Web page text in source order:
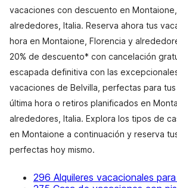
vacaciones con descuento en
alrededores, Italia. Reserva ahora tus
hora en Montaione, Florencia y
20% de descuento* con cancelación
escapada definitiva con las
vacaciones de Belvilla, perfectas para
última hora o retiros planificados en
alrededores, Italia. Explora los tipos de
en Montaione a continuación y reserva
perfectas hoy mismo.
296 Alquileres vacacionales